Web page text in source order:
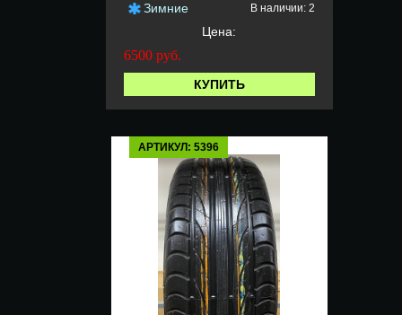
Зимние В наличии: 2
Цена:
6500 руб.
КУПИТЬ
АРТИКУЛ: 5396